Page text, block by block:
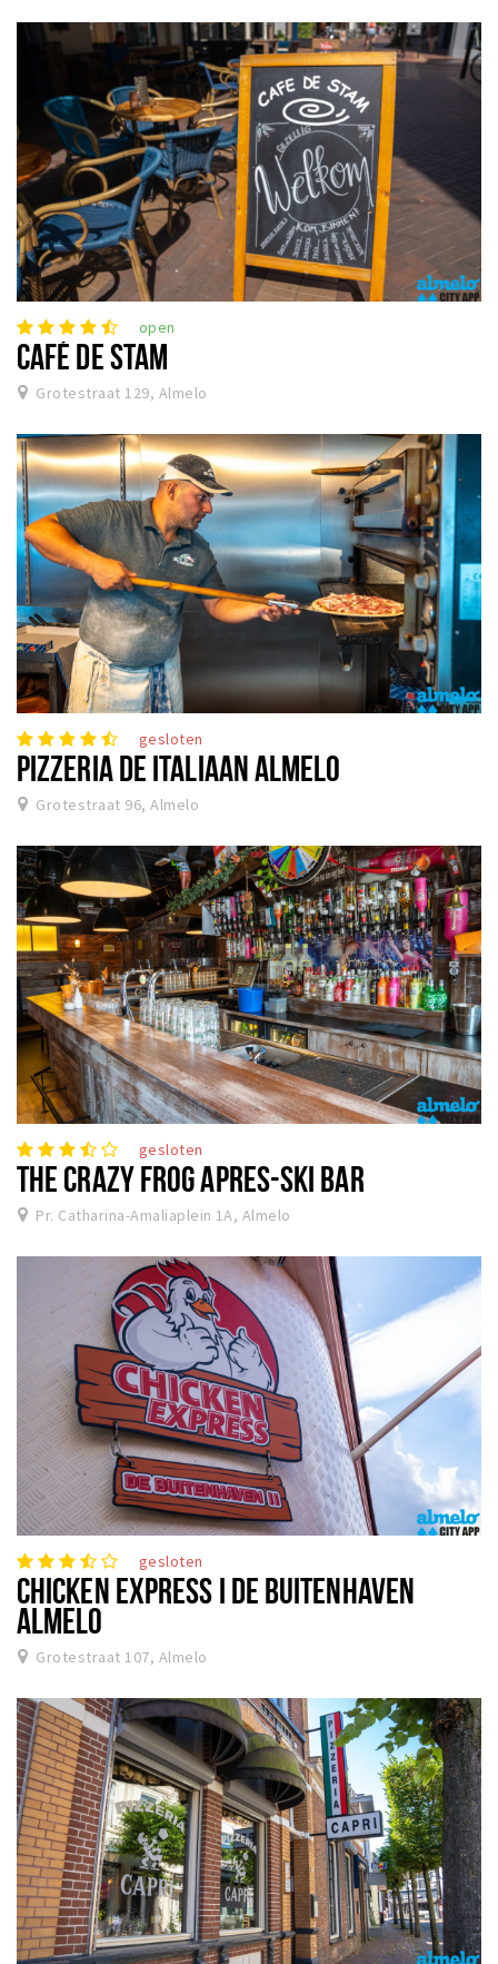
open
CAFÉ DE STAM
Grotestraat 129, Almelo
gesloten
PIZZERIA DE ITALIAAN ALMELO
Grotestraat 96, Almelo
gesloten
THE CRAZY FROG APRES-SKI BAR
Pr. Catharina-Amaliaplein 1A, Almelo
gesloten
CHICKEN EXPRESS I DE BUITENHAVEN
ALMELO
Grotestraat 107, Almelo